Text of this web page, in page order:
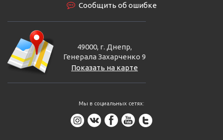
Сообщить об ошибке
49000, г. Днепр,
Генерала Захарченко 9
Показать на карте
Мы в социальных сетях: